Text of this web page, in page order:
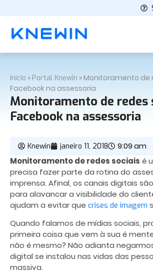
Início » Portal Knewin »Monitoramento de
Facebook na assessoria
Monitoramento de redes
Facebook na assessoria
Knewin janeiro 11, 2018 9:09 am
Monitoramento de redes sociais é
precisa fazer parte da rotina do
imprensa. Afinal, os canais digitais
para alavancar a visibilidade do
ajudam a evitar que crises de imagem
Quando falamos de mídias sociais,
primeira coisa que vem à sua é
não é mesmo? Não adianta
digital se instalou nas vidas das
massiva.